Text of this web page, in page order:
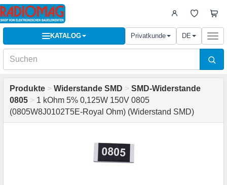
KATALOG Privatkunde DE
Produkte > Widerstande SMD > SMD-Widerstande
0805 > 1 kOhm 5% 0,125W 150V 0805
(0805W8J0102T5E-Royal Ohm) (Widerstand SMD)